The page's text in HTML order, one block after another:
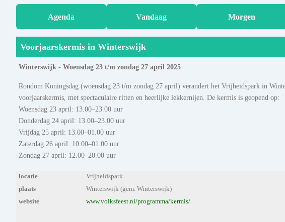
Agenda Vandaag Morgen
Voorjaarskermis in Winterswijk
Winterswijk - Woensdag 23 t/m zondag 27 april 2025
Rondom Koningsdag (woensdag 23 t/m zondag 27 april) verandert het Vrijheidspark in
voorjaarskermis, met spectaculaire ritten en heerlijke lekkernijen. De kermis is geopend op:
Woensdag 23 april: 13.00–23.00 uur
Donderdag 24 april: 13.00–23.00 uur
Vrijdag 25 april: 13.00–01.00 uur
Zaterdag 26 april: 10.00–01.00 uur
Zondag 27 april: 12.00–20.00 uur
locatie
Vrijheidspark
plaats
Winterswijk (gem. Winterswijk)
website
www.volksfeest.nl/programma/kermis/